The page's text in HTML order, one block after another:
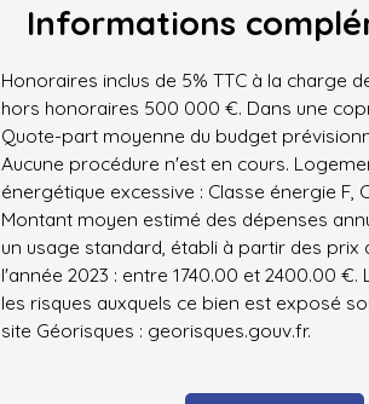
Informations
Honoraires inclus de 5% TTC à la charge
hors honoraires 500 000 €. Dans une
Quote-part moyenne du budget
Aucune procédure n'est en cours.
énergétique excessive : Classe énergie F,
Montant moyen estimé des dépenses
un usage standard, établi à partir des prix
l'année 2023 : entre 1740.00 et 2400.00
les risques auxquels ce bien est exposé
site Géorisques : georisques.gouv.fr.